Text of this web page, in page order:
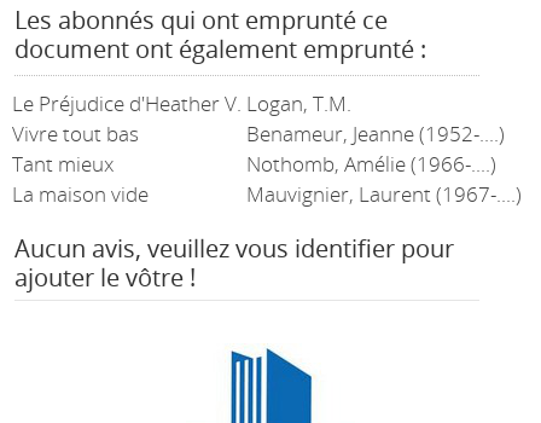
Les abonnés qui ont emprunté ce
document ont également emprunté :
Le Préjudice d'Heather V. Logan, T.M.
Vivre tout bas
Benameur, Jeanne (1952-....)
Tant mieux
Nothomb, Amélie (1966-....)
La maison vide
Mauvignier, Laurent (1967-....)
Aucun avis, veuillez vous identifier pour
ajouter le vôtre !